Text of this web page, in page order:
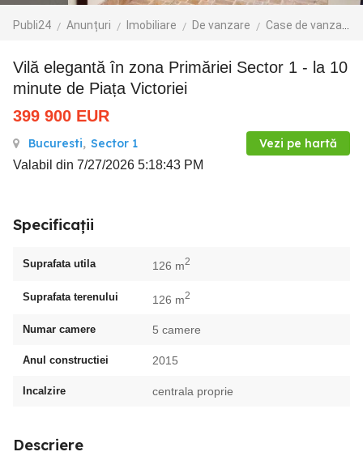
Publi24 Anunțuri Imobiliare De vanzare Case de vanzare
Vilă elegantă în zona Primăriei Sector 1 - la 10
minute de Piața Victoriei
399 900 EUR
Bucuresti, Sector 1 Vezi pe hartă
Valabil din 7/27/2026 5:18:43 PM
Specificații
Suprafata utila 126 m2
Suprafata terenului 126 m2
Numar camere 5 camere
Anul constructiei 2015
Incalzire centrala proprie
Descriere